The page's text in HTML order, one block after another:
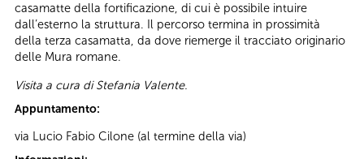
casamatte della fortificazione, di cui è possibile intuire
dall’esterno la struttura. Il percorso termina in prossimità
della terza casamatta, da dove riemerge il tracciato originario
delle Mura romane.
Visita a cura di Stefania Valente.
Appuntamento:
via Lucio Fabio Cilone (al termine della via)